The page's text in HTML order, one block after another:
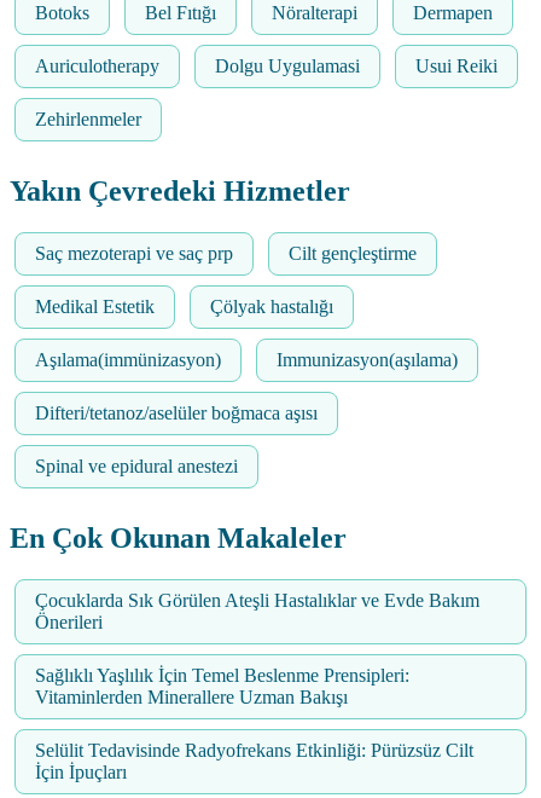
Botoks Bel Fıtığı Nöralterapi Dermapen
Auriculotherapy Dolgu Uygulamasi Usui Reiki
Zehirlenmeler
Yakın Çevredeki Hizmetler
Saç mezoterapi ve saç prp Cilt gençleştirme
Medikal Estetik Çölyak hastalığı
Aşılama(immünizasyon) Immunizasyon(aşılama)
Difteri/tetanoz/aselüler boğmaca aşısı
Spinal ve epidural anestezi
En Çok Okunan Makaleler
Çocuklarda Sık Görülen Ateşli Hastalıklar ve Evde Bakım
Önerileri
Sağlıklı Yaşlılık İçin Temel Beslenme Prensipleri:
Vitaminlerden Minerallere Uzman Bakışı
Selülit Tedavisinde Radyofrekans Etkinliği: Pürüzsüz Cilt
İçin İpuçları